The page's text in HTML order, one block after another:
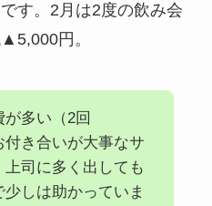
す。2月は2度の飲み会
円。
多い（2回
付き合いが大事なサ
上司に多く出しても
少しは助かっていま